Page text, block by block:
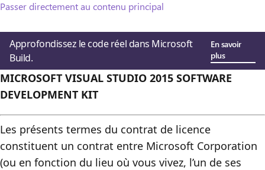
Passer directement au contenu principal
Approfondissez le code réel dans Microsoft
Build.
En savoir
plus
MICROSOFT VISUAL STUDIO 2015 SOFTWARE
DEVELOPMENT KIT
Les présents termes du contrat de licence
constituent un contrat entre Microsoft Corporation
(ou en fonction du lieu où vous vivez, l’un de ses